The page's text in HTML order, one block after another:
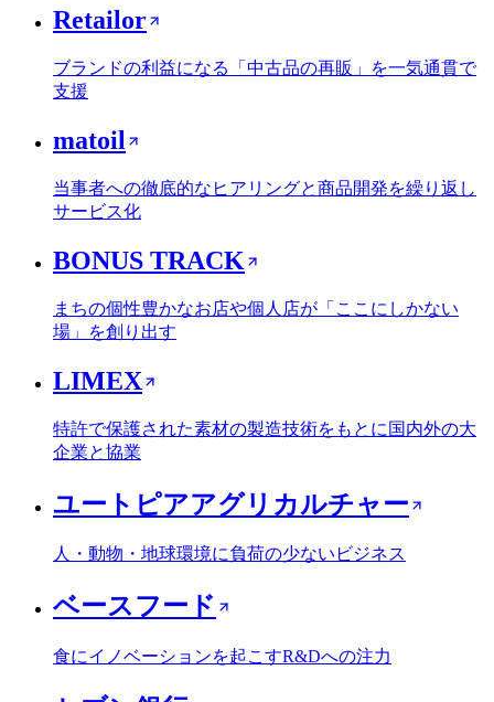
Retailor
ブランドの利益になる「中古品の再販」を一気通貫で
支援
matoil
当事者への徹底的なヒアリングと商品開発を繰り返し
サービス化
BONUS TRACK
まちの個性豊かなお店や個人店が「ここにしかない
場」を創り出す
LIMEX
特許で保護された素材の製造技術をもとに国内外の大
企業と協業
ユートピアアグリカルチャー
人・動物・地球環境に負荷の少ないビジネス
ベースフード
食にイノベーションを起こすR&Dへの注力